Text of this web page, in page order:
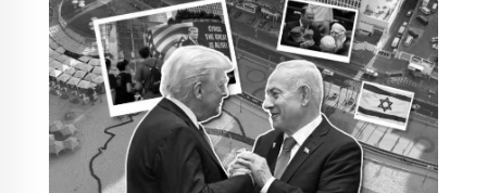
الثقة بالمستوى السياسي في إسرائيل. وهذا أبرز ما
تضمنه: